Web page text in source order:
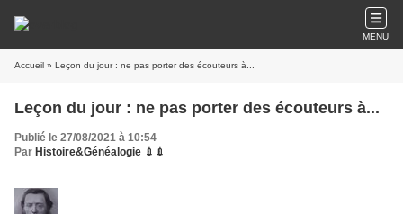
MENU
Accueil » Leçon du jour : ne pas porter des écouteurs à...
Leçon du jour : ne pas porter des écouteurs à...
Publié le 27/08/2021 à 10:54
Par Histoire&Généalogie 💉💉